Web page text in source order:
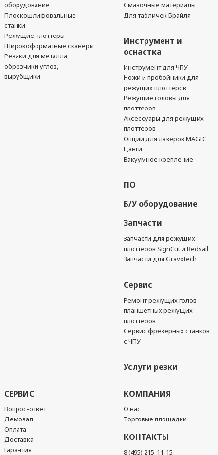
оборудование
Плоскошлифовальные
станки
Режущие плоттеры
Широкоформатные сканеры
Резаки для металла,
обрезчики углов,
вырубщики
Смазочные материалы
Для табличек Брайля
Инструмент и
оснастка
Инструмент для ЧПУ
Ножи и пробойники для
режущих плоттеров
Режущие головы для
плоттеров
Аксессуары для режущих
плоттеров
Опции для лазеров MAGIC
Цанги
Вакуумное крепление
ПО
Б/У оборудование
Запчасти
Запчасти для режущих
плоттеров SignCut и Redsail
Запчасти для Gravotech
Сервис
Ремонт режущих голов
планшетных режущих
плоттеров
Сервис фрезерных станков
с ЧПУ
Услуги резки
СЕРВИС
Вопрос-ответ
Демозал
Оплата
Доставка
Гарантия
КОМПАНИЯ
О нас
Торговые площадки
КОНТАКТЫ
8 (495) 215-11-15